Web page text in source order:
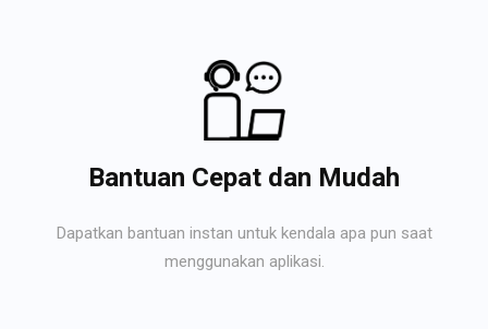
Bantuan Cepat dan Mudah
Dapatkan bantuan instan untuk kendala apa pun saat
menggunakan aplikasi.